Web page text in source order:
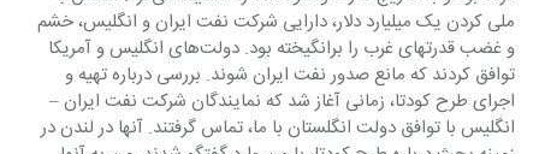
ملی ‏کردن یک میلیارد دلار، دارایی شرکت نفت ایران و انگلیس، خشم
و غضب قدرتهای غرب را برانگیخته ‏بود. دولت‌های انگلیس و آمریکا
توافق کردند که مانع صدور نفت ایران شوند. بررسی درباره تهیه و
‏اجرای طرح کودتا، زمانی آغاز شد که نمایندگان شرکت نفت ایران –
انگلیس با توافق دولت انگلستان با ‏ما، تماس گرفتند. آنها در لندن در